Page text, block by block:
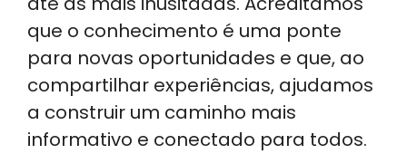
que o conhecimento é uma ponte
para novas oportunidades e que, ao
compartilhar experiências, ajudamos
a construir um caminho mais
informativo e conectado para todos.